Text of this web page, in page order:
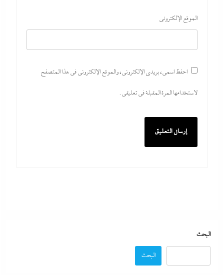
الموقع الإلكتروني
احفظ اسمي، بريدي الإلكتروني، والموقع الإلكتروني في هذا المتصفح
لاستخدامها المرة المقبلة في تعليقي.
البحث
البحث
القاهرة جاية في الطريق..هل تتحول”اتفاقية مكة” لناتو
الشرق الأوسط؟
اتهامات مخابراتية غربية: إيران تعرض “صفقة مضيق”
على الصين وروسيا لتوريطهما مباشرة في صراع هرمز